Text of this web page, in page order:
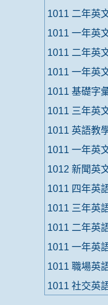
1011 二年英
1011 一年英
1011 二年英
1011 一年英
1011 基礎字
1011 三年英
1011 英語教
1011 一年英
1012 新聞英
1011 四年英
1011 三年英
1011 二年英
1011 一年英
1011 職場英
1011 社交英